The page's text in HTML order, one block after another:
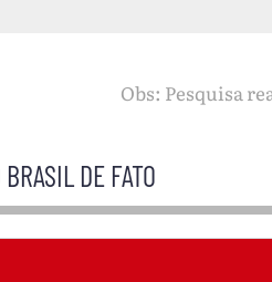
Obs: Pesquisa
DE FATO